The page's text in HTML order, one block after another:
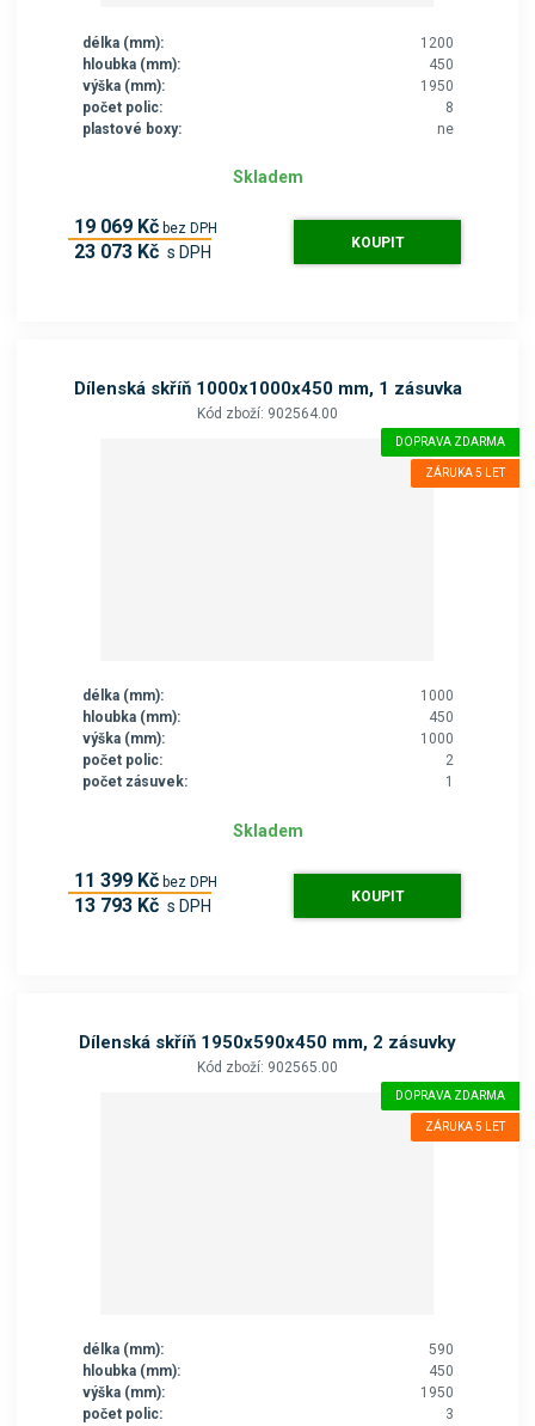
délka (mm):
1200
hloubka (mm):
450
výška (mm):
1950
počet polic:
8
plastové boxy:
ne
Skladem
19 069 Kč bez DPH
23 073 Kč s DPH KOUPIT
Dílenská skříň 1000x1000x450 mm, 1 zásuvka
Kód zboží: 902564.00
DOPRAVA ZDARMA
ZÁRUKA 5 LET
délka (mm):
1000
hloubka (mm):
450
výška (mm):
1000
počet polic:
2
počet zásuvek:
1
Skladem
11 399 Kč bez DPH
13 793 Kč s DPH KOUPIT
Dílenská skříň 1950x590x450 mm, 2 zásuvky
Kód zboží: 902565.00
DOPRAVA ZDARMA
ZÁRUKA 5 LET
délka (mm):
590
hloubka (mm):
450
výška (mm):
1950
počet polic:
3